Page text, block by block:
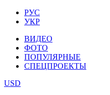
РУС
УКР
ВИДЕО
ФОТО
ПОПУЛЯРНЫЕ
СПЕЦПРОЕКТЫ
USD